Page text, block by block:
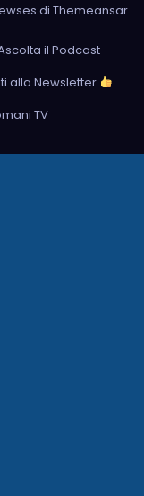
di Themeansar.
il Podcast
alla Newsletter
TV